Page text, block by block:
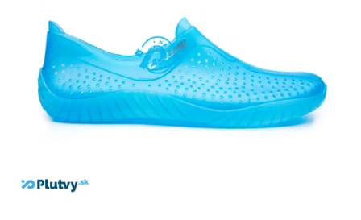
VŠETKO PRE DETI
HRAČKY DO VODY
PODVODNÉ SKÚTRE